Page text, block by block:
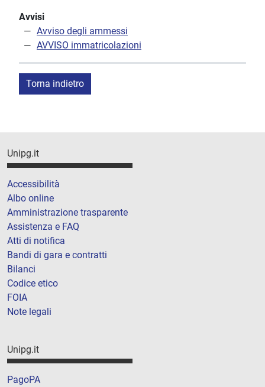
Avvisi
Avviso degli ammessi
AVVISO immatricolazioni
Torna indietro
Unipg.it
Accessibilità
Albo online
Amministrazione trasparente
Assistenza e FAQ
Atti di notifica
Bandi di gara e contratti
Bilanci
Codice etico
FOIA
Note legali
Unipg.it
PagoPA